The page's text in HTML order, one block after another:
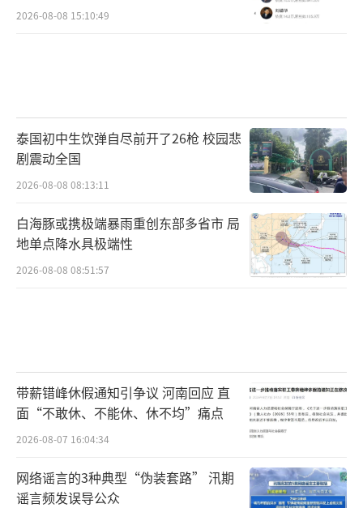
2026-08-08 15:10:49
泰国初中生饮弹自尽前开了26枪 校园悲
剧震动全国
2026-08-08 08:13:11
白海豚或携极端暴雨重创东部多省市 局
地单点降水具极端性
2026-08-08 08:51:57
带薪错峰休假通知引争议 河南回应 直
面“不敢休、不能休、休不均”痛点
2026-08-07 16:04:34
网络谣言的3种典型“伪装套路” 汛期
谣言频发误导公众